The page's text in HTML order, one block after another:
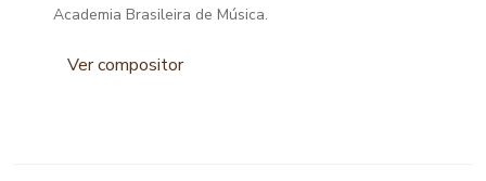
Academia Brasileira de Música.
Ver compositor